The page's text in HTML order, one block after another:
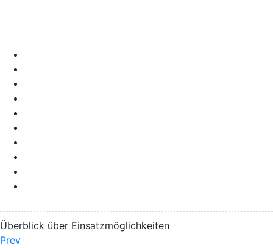
Überblick über Einsatzmöglichkeiten
Prev